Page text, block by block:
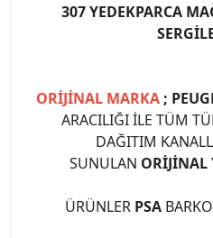
307 YEDEKPARCA
ORİJİNAL MARKA ;
ARACILIĞI İLE TÜM
DAĞITIM
SUNULAN ORİJİNAL
ÜRÜNLER PSA